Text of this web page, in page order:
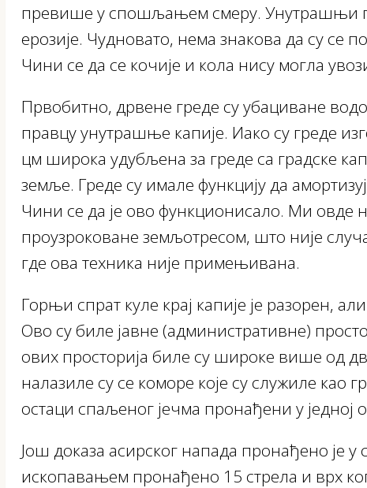
превише у спошљањем смеру. Унутрашњи
ерозије. Чудновато, нема знакова да су се
Чини се да се кочије и кола нису могла
Првобитно, дрвене греде су убациване
правцу унутрашње капије. Иако су греде
цм широка удубљена за греде са градске
земље. Греде су имале функцију да
Чини се да је ово функционисало. Ми овде
проузроковане земљотресом, што није
где ова техника није примењивана.
Горњи спрат куле крај капије је разорен,
Ово су биле јавне (административне)
ових просторија биле су широке више од
налазиле су се коморе које су служиле као
остаци спаљеног јечма пронађени у једној
Још доказа асирског напада пронађено је у
ископавањем пронађено 15 стрела и врх